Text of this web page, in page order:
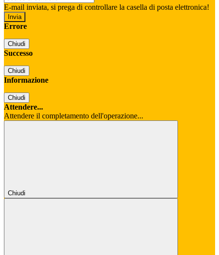
E-mail inviata, si prega di controllare la casella di posta elettronica!
Errore
Chiudi
Successo
Chiudi
Informazione
Chiudi
Attendere...
Attendere il completamento dell'operazione...
Chiudi